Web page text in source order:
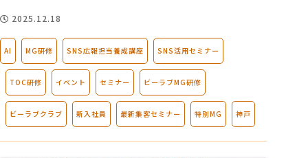
2025.12.18
AI MG研修 SNS広報担当養成講座 SNS活用セミナー
TOC研修 イベント セミナー ビーラブMG研修
ビーラブクラブ 新入社員 最新集客セミナー 特別MG 神戸